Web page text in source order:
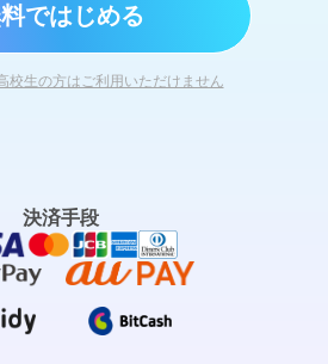
ではじめる
校生の方はご利用いただけません
決済手段